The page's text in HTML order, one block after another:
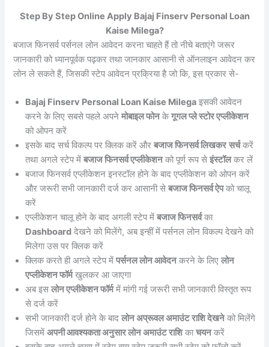
Step By Step Online Apply Bajaj Finserv Personal Loan
Kaise Milega?
बजाज फिनसर्व पर्सनल लोन आवेदन करना चाहते हैं तो नीचे बताएंगे जरूर
जानकारी को ध्यानपूर्वक पढ़कर तथा जानकार आसानी से ऑनलाइन आवेदन कर
लोन ले सकते हैं, जिसकी स्टेप आवेदन प्रक्रिया है जो कि, इस प्रकार से-
Bajaj Finserv Personal Loan Kaise Milega इसकी आवेदन
करने के लिए सबसे पहले अपनेमोबाइल फोनकेगूगल प्ले स्टोर एप्लीकेशन
को ओपन करें
इसके बाद सर्च विकल्प पर क्लिक करें औरबजाज फिनसर्व लिखकर सर्चकरें
तथा अगले स्टेप मेंबजाज फिनसर्व एप्लीकेशनको पूर्ण रूप सेइंस्टॉलकर लें
बजाज फिनसर्व एप्लीकेशन इनस्टॉल होने के बाद एप्लीकेशन को ओपन करें
और जरूरी सभी जानकारी दर्ज कर आसानी सेबजाज फिनसर्व ऐपको चालू
करें
एप्लीकेशन चालू होने के बाद अगली स्टेप मेंबजाज फिनसर्वका
Dashboard देखने को मिलेंगे, अब इन्हीं में पर्सनल लोन विकल्प देखने को
मिलेगा उस पर क्लिक करें
क्लिक करते ही अगले स्टेप मेंपर्सनल लोन आवेदनकरने के लिएलोन
एप्लीकेशन फॉर्मखुलकर आ जाएगा
अब इसलोन एप्लीकेशन फॉर्ममें मांगी गई जरूरी सभी जानकारी विस्तृत रूप
से दर्ज करें
सभी जानकारी दर्ज होने के बादलोन अप्रूवल अमाउंट राशि देखनेको मिलेंगे
जिसमेंअपनी आवश्यकता अनुसार लोन अमाउंट राशिकाचयनकरें